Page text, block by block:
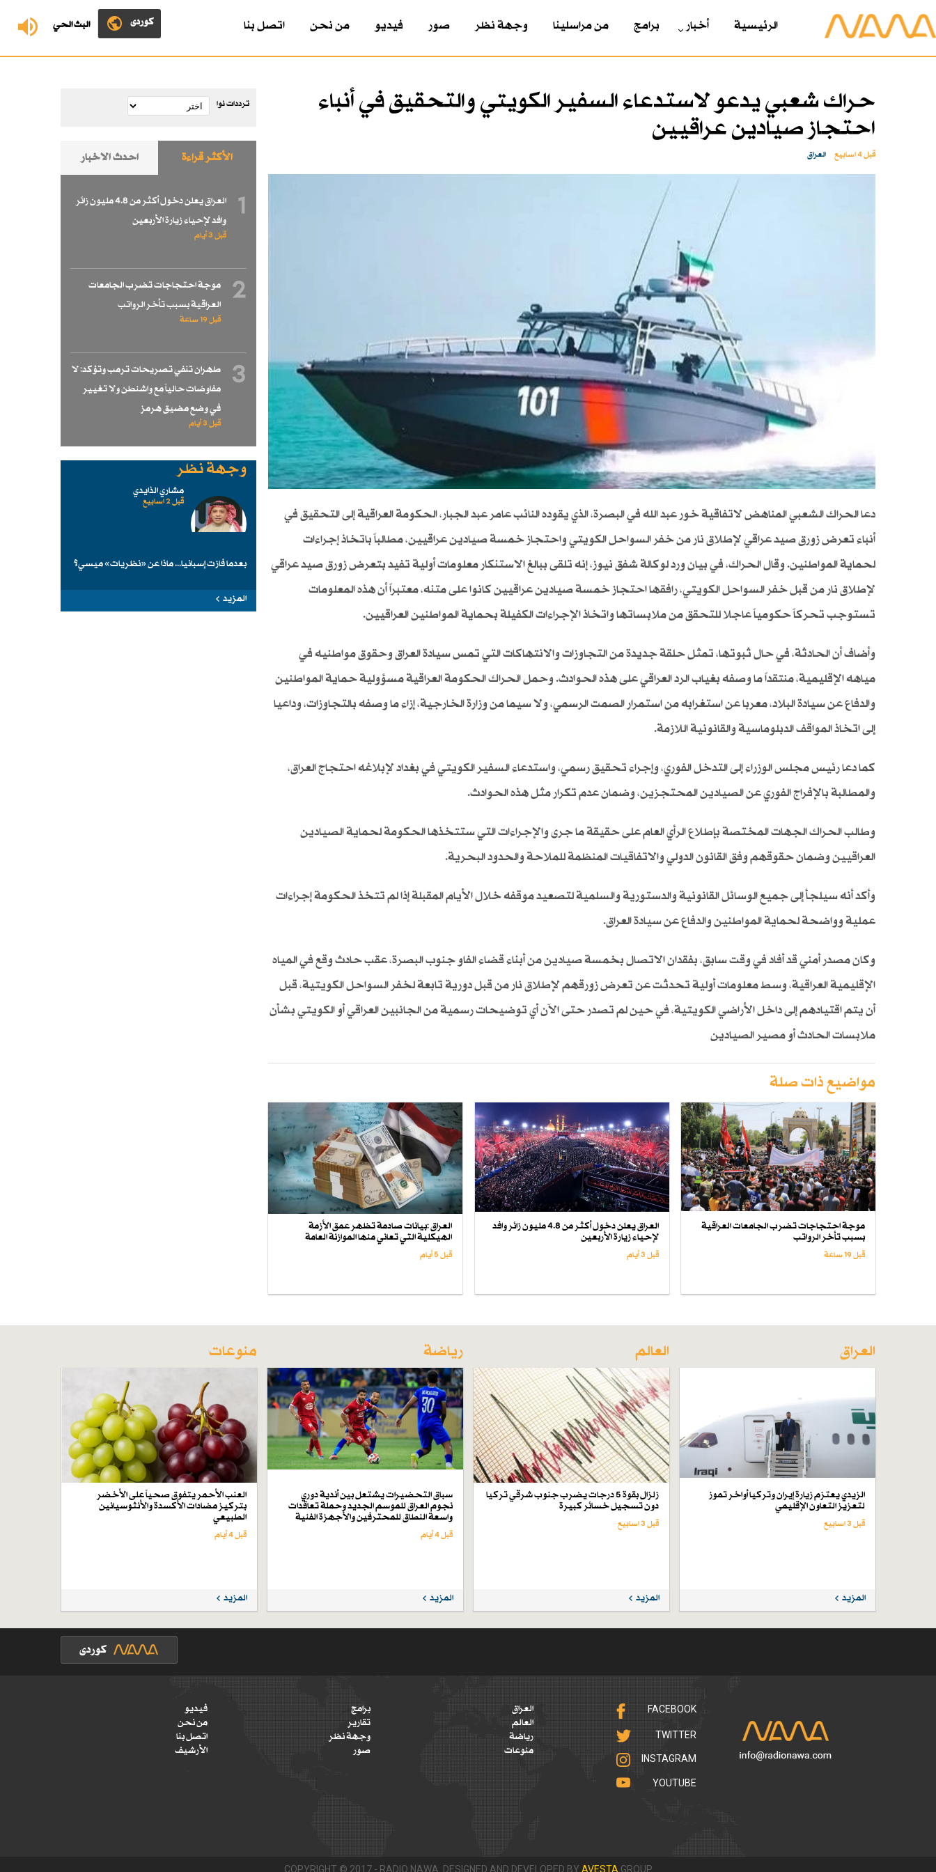
البث الحي کوردی الرئیسیة أخبار برامج من مراسلينا وجهة نظر صور فيديو من نحن اتصل بنا
حراك شعبي يدعو لاستدعاء السفير الكويتي والتحقيق في أنباء
احتجاز صيادين عراقيين
قبل 4 اسابیع العراق
دعا الحراك الشعبي المناهض لاتفاقية خور عبد الله في البصرة، الذي يقوده النائب عامر عبد الجبار، الحكومة العراقية إلى التحقيق في
أنباء تعرض زورق صيد عراقي لإطلاق نار من خفر السواحل الكويتي واحتجاز خمسة صيادين عراقيين، مطالباً باتخاذ إجراءات
لحماية المواطنين. وقال الحراك، في بيان ورد لوكالة شفق نيوز، إنه تلقى ببالغ الاستنكار معلومات أولية تفيد بتعرض زورق صيد عراقي
لإطلاق نار من قبل خفر السواحل الكويتي، رافقها احتجاز خمسة صيادين عراقيين كانوا على متنه، معتبراً أن هذه المعلومات
تستوجب تحركاً حكومياً عاجلا للتحقق من ملابساتها واتخاذ الإجراءات الكفيلة بحماية المواطنين العراقيين.
وأضاف أن الحادثة، في حال ثبوتها، تمثل حلقة جديدة من التجاوزات والانتهاكات التي تمس سيادة العراق وحقوق مواطنيه في
مياهه الإقليمية، منتقداً ما وصفه بغياب الرد العراقي على هذه الحوادث. وحمل الحراك الحكومة العراقية مسؤولية حماية المواطنين
والدفاع عن سيادة البلاد، معربا عن استغرابه من استمرار الصمت الرسمي، ولا سيما من وزارة الخارجية، إزاء ما وصفه بالتجاوزات، وداعيا
إلى اتخاذ المواقف الدبلوماسية والقانونية اللازمة.
كما دعا رئيس مجلس الوزراء إلى التدخل الفوري، وإجراء تحقيق رسمي، واستدعاء السفير الكويتي في بغداد لإبلاغه احتجاج العراق،
والمطالبة بالإفراج الفوري عن الصيادين المحتجزين، وضمان عدم تكرار مثل هذه الحوادث.
وطالب الحراك الجهات المختصة بإطلاع الرأي العام على حقيقة ما جرى والإجراءات التي ستتخذها الحكومة لحماية الصيادين
العراقيين وضمان حقوقهم وفق القانون الدولي والاتفاقيات المنظمة للملاحة والحدود البحرية.
وأكد أنه سيلجأ إلى جميع الوسائل القانونية والدستورية والسلمية لتصعيد موقفه خلال الأيام المقبلة إذا لم تتخذ الحكومة إجراءات
عملية وواضحة لحماية المواطنين والدفاع عن سيادة العراق.
وكان مصدر أمني قد أفاد في وقت سابق، بفقدان الاتصال بخمسة صيادين من أبناء قضاء الفاو جنوب البصرة، عقب حادث وقع في المياه
الإقليمية العراقية، وسط معلومات أولية تحدثت عن تعرض زورقهم لإطلاق نار من قبل دورية تابعة لخفر السواحل الكويتية، قبل
أن يتم اقتيادهم إلى داخل الأراضي الكويتية، في حين لم تصدر حتى الآن أي توضيحات رسمية من الجانبين العراقي أو الكويتي بشأن
ملابسات الحادث أو مصير الصيادين
مواضيع ذات صلة
موجة احتجاجات تضرب الجامعات العراقية
بسبب تأخر الرواتب
قبل 19 ساعة
العراق يعلن دخول أكثر من 4.8 مليون زائر وافد
لإحياء زيارة الأربعين
قبل 3 أيام
العراق :بيانات صادمة تظهر عمق الأزمة
الهيكلية التي تعاني منها الموازنة العامة
قبل 5 أيام
ترددات نوا
الأكثر قراءة احدث الاخبار
1
العراق يعلن دخول أكثر من 4.8 مليون زائر
وافد لإحياء زيارة الأربعين
قبل 3 أيام
2
موجة احتجاجات تضرب الجامعات
العراقية بسبب تأخر الرواتب
قبل 19 ساعة
3
طهران تنفي تصريحات ترمب وتؤكد: لا
مفاوضات حالياً مع واشنطن ولا تغيير
في وضع مضيق هرمز
قبل 3 أيام
وجهة نظر
مشاري الذايدي
قبل 2 اسابیع
بعدما فازت إسبانيا... ماذا عن «نظريات» ميسي؟
المزيد
العراق
الزيدي يعتزم زيارة إيران وتركيا أواخر تموز
لتعزيز التعاون الإقليمي
قبل 3 اسابیع
المزيد
العالم
زلزال بقوة 5 درجات يضرب جنوب شرقي تركيا
دون تسجيل خسائر كبيرة
قبل 3 اسابیع
المزيد
رياضة
سباق التحضيرات يشتعل بين أندية دوري
نجوم العراق للموسم الجديد وحملة تعاقدات
واسعة النطاق للمحترفين والأجهزة الفنية
قبل 4 أيام
المزيد
منوعات
العنب الأحمر يتفوق صحياً على الأخضر
بتركيز مضادات الأكسدة والأنثوسيانين
الطبيعي
قبل 4 أيام
المزيد
FACEBOOK
TWITTER
INSTAGRAM
YOUTUBE
العراق
العالم
رياضة
منوعات
برامج
تقارير
وجهة نظر
صور
فيديو
من نحن
اتصل بنا
الأرشيف
COPYRIGHT © 2017 - RADIO NAWA. DESIGNED AND DEVELOPED BY AVESTA GROUP